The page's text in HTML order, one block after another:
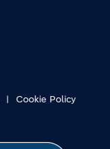
Cookie Policy